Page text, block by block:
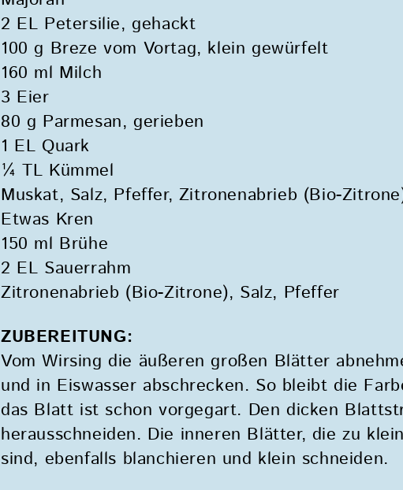
2 EL Petersilie, gehackt
100 g Breze vom Vortag, klein gewürfelt
160 ml Milch
3 Eier
80 g Parmesan, gerieben
1 EL Quark
¼ TL Kümmel
Muskat, Salz, Pfeffer, Zitronenabrieb (Bio-
Etwas Kren
150 ml Brühe
2 EL Sauerrahm
Zitronenabrieb (Bio-Zitrone), Salz, Pfeffer
ZUBEREITUNG:
Vom Wirsing die äußeren großen Blätter
und in Eiswasser abschrecken. So bleibt die
das Blatt ist schon vorgegart. Den dicken
herausschneiden. Die inneren Blätter, die zu
sind, ebenfalls blanchieren und klein schneiden.